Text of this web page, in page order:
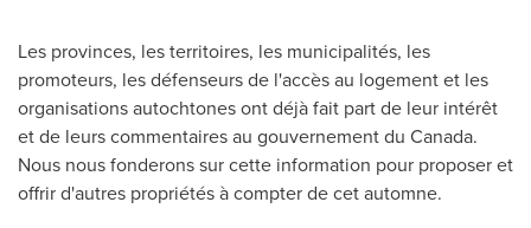
Les provinces, les territoires, les municipalités, les
promoteurs, les défenseurs de l'accès au logement et les
organisations autochtones ont déjà fait part de leur intérêt
et de leurs commentaires au gouvernement du Canada.
Nous nous fonderons sur cette information pour proposer et
offrir d'autres propriétés à compter de cet automne.